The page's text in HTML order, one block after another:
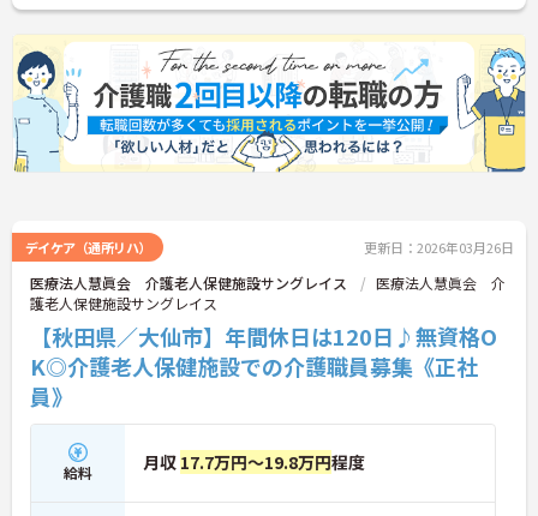
デイケア（通所リハ） 更新日：2026年03月26日
医療法人慧眞会 介護老人保健施設サングレイス
医療法人慧眞会 介
護老人保健施設サングレイス
【秋田県／大仙市】年間休日は120日♪無資格O
K◎介護老人保健施設での介護職員募集《正社
員》
給料 月収 17.7万円～19.8万円程度